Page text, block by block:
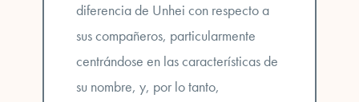
diferencia de Unhei con respecto a
sus compañeros, particularmente
centrándose en las características de
su nombre, y, por lo tanto,